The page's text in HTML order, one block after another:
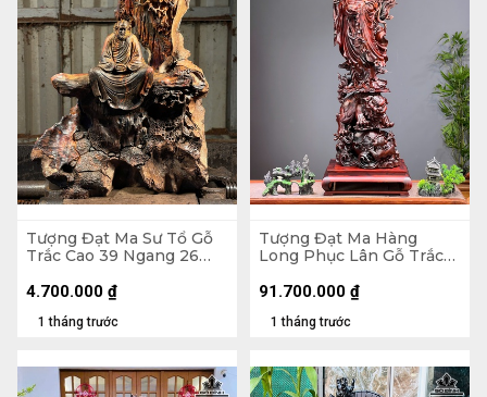
Tượng Đạt Ma Sư Tổ Gỗ
Trắc Cao 39 Ngang 26
1 tháng trước
4.700.000 ₫
Tượng Đạt Ma Hàng
Long Phục Lân Gỗ Trắc
(cm)
1 tháng trước
91.700.000 ₫